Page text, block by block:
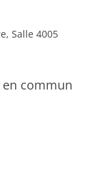
Salle 4005
commun